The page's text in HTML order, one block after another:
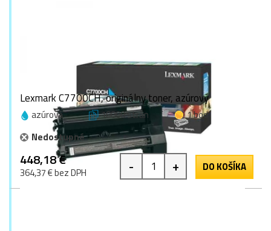
Lexmark C7700CH, originálny toner, azúrový
azúrová 10000 strán
1 bod
Nedostupné
448,18 €
364,37 € bez DPH - + DO KOŠÍKA